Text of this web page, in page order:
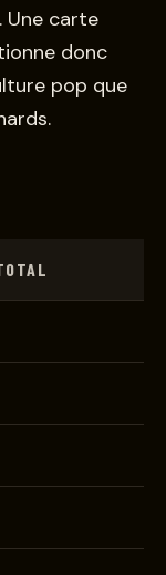
. Une carte
donc
pop que